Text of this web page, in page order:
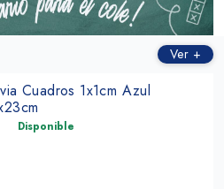
Ver +
Cuadros 1x1cm Azul
Disponible